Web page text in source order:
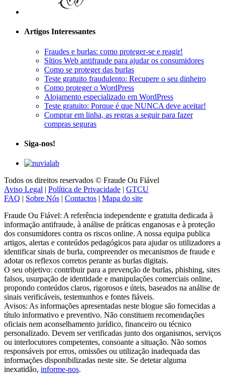
Artigos Interessantes
Fraudes e burlas: como proteger-se e reagir!
Sítios Web antifraude para ajudar os consumidores
Como se proteger das burlas
Teste gratuito fraudulento: Recupere o seu dinheiro
Como proteger o WordPress
Alojamento especializado em WordPress
Teste gratuito: Porque é que NUNCA deve aceitar!
Comprar em linha, as regras a seguir para fazer
compras seguras
Siga-nos!
Todos os direitos reservados © Fraude Ou Fiável
Aviso Legal | Política de Privacidade | GTCU
FAQ | Sobre Nós | Contactos | Mapa do site
Fraude Ou Fiável: A referência independente e gratuita dedicada à
informação antifraude, à análise de práticas enganosas e à proteção
dos consumidores contra os riscos online. A nossa equipa publica
artigos, alertas e conteúdos pedagógicos para ajudar os utilizadores a
identificar sinais de burla, compreender os mecanismos de fraude e
adotar os reflexos corretos perante as burlas digitais.
O seu objetivo: contribuir para a prevenção de burlas, phishing, sites
falsos, usurpação de identidade e manipulações comerciais online,
propondo conteúdos claros, rigorosos e úteis, baseados na análise de
sinais verificáveis, testemunhos e fontes fiáveis.
Avisos: As informações apresentadas neste blogue são fornecidas a
título informativo e preventivo. Não constituem recomendações
oficiais nem aconselhamento jurídico, financeiro ou técnico
personalizado. Devem ser verificadas junto dos organismos, serviços
ou interlocutores competentes, consoante a situação. Não somos
responsáveis por erros, omissões ou utilização inadequada das
informações disponibilizadas neste site. Se detetar alguma
inexatidão, informe-nos.